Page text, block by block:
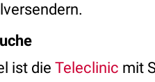
ist die Teleclinic mit